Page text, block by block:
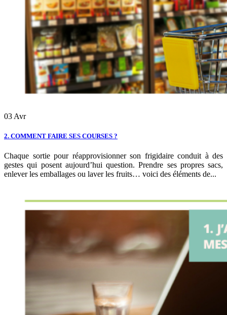
03 Avr
2. COMMENT FAIRE SES COURSES ?
Chaque sortie pour réapprovisionner son frigidaire conduit à des
gestes qui posent aujourd’hui question. Prendre ses propres sacs,
enlever les emballages ou laver les fruits… voici des éléments de...